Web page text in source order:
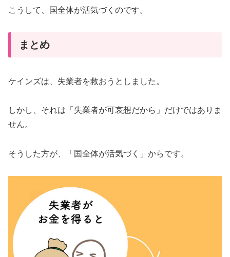
こうして、国全体が活気づくのです。
まとめ
ケインズは、失業者を救おうとしました。
しかし、それは「失業者が可哀想だから」だけではありま
せん。
そうした方が、「国全体が活気づく」からです。